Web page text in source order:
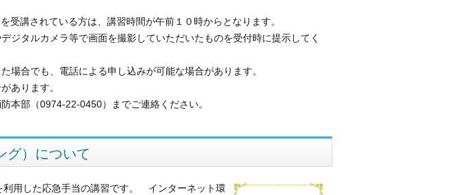
受講されている方は、講習時間が午前１０時からとなります。
ジタルカメラ等で画面を撮影していただいたものを受付時に提示してく
場合でも、電話による申し込みが可能な場合があります。
あります。
本部（0974-22-0450）までご連絡ください。
グ）について
利用した応急手当の講習です。 インターネット環